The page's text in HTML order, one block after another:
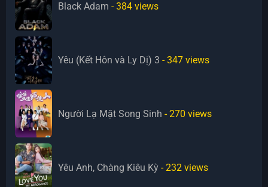
Black Adam - 384 views
Yêu (Kết Hôn và Ly Dị) 3 - 347 views
Người Lạ Mặt Song Sinh - 270 views
Yêu Anh, Chàng Kiêu Kỳ - 232 views